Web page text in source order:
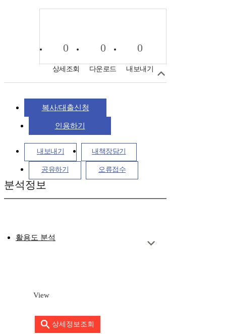
0
상세조회
0
다운로드
0
내보내기
복사/대출신청
인용하기
내보내기 내책장담기
공유하기 오류접수
분석정보
활용도 분석
View
상세정보조회